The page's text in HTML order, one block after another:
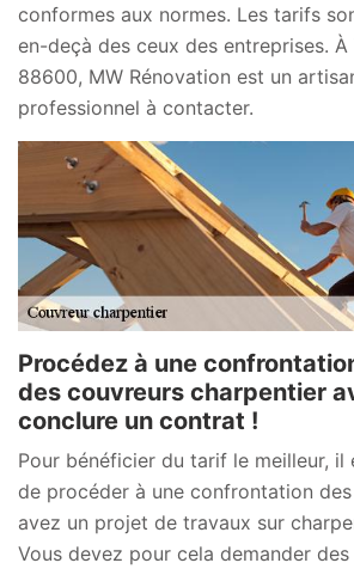
conformes aux normes. Les tarifs
en-deçà des ceux des entreprises.
88600, MW Rénovation est un
professionnel à contacter.
Procédez à une
des couvreurs charpentier
conclure un contrat !
Pour bénéficier du tarif le meilleur, il
de procéder à une confrontation
avez un projet de travaux sur
Vous devez pour cela demander